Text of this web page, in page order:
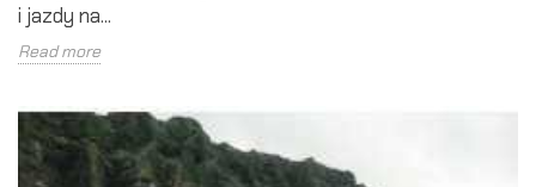
i jazdy na...
Read more